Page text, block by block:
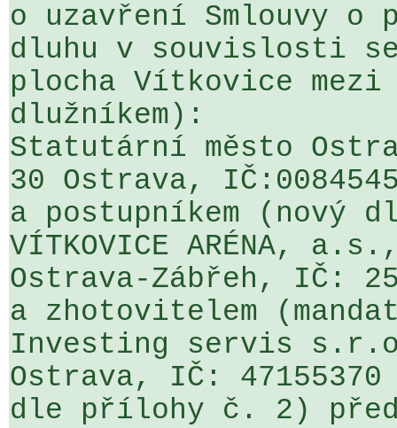
o uzavření Smlouvy o
dluhu v souvislosti se
plocha Vítkovice mezi
dlužníkem):
Statutární město
30 Ostrava,
a postupníkem (nový
VÍTKOVICE ARÉNA,
Ostrava-Zábřeh, IČ:
a zhotovitelem
Investing servis
Ostrava, IČ: 47155370
dle přílohy č. 2)